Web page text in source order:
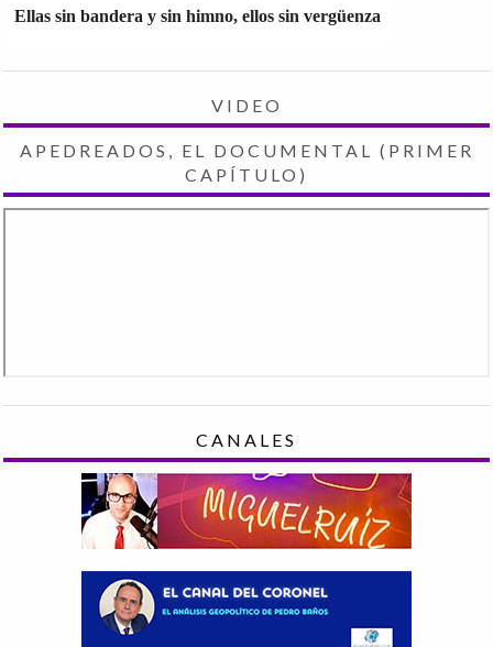
Ellas sin bandera y sin himno, ellos sin vergüenza
VIDEO
APEDREADOS, EL DOCUMENTAL (PRIMER
CAPÍTULO)
CANALES